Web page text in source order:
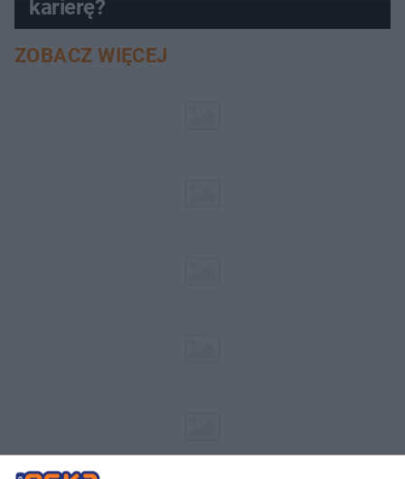
karierę?
ZOBACZ WIĘCEJ